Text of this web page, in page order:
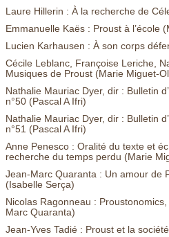
Laure Hillerin : À la recherche de
Emmanuelle Kaës : Proust à l’école
Lucien Karhausen : À son corps
Cécile Leblanc, Françoise Leriche,
Musiques de Proust (Marie Miguet-
Nathalie Mauriac Dyer, dir : Bulletin
n°50 (Pascal A Ifri)
Nathalie Mauriac Dyer, dir : Bulletin
n°51 (Pascal A Ifri)
Anne Penesco : Oralité du texte et
recherche du temps perdu (Marie
Jean-Marc Quaranta : Un amour de
(Isabelle Serça)
Nicolas Ragonneau :
Marc Quaranta)
Jean-Yves Tadié : Proust et la